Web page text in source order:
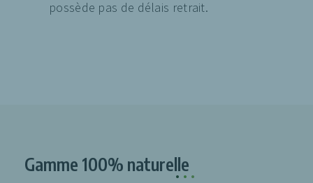
possède pas de délais retrait.
Gamme 100% naturelle
...